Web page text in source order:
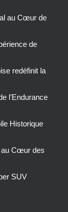
au Cœur de
de
redéfinit la
l’Endurance
Historique
au Cœur des
SUV